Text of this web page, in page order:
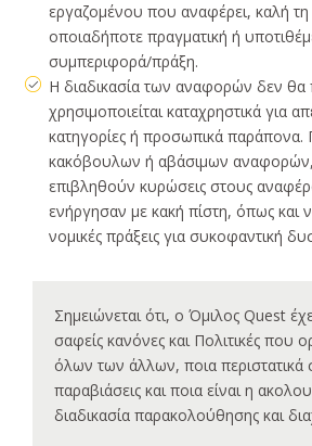
εργαζομένου που αναφέρει, καλή τη
οποιαδήποτε πραγματική ή
συμπεριφορά/πράξη.
Η διαδικασία των αναφορών δεν θα
χρησιμοποιείται καταχρηστικά για
κατηγορίες ή προσωπικά παράπονα.
κακόβουλων ή αβάσιμων αναφορών,
επιβληθούν κυρώσεις στους
ενήργησαν με κακή πίστη, όπως και
νομικές πράξεις για συκοφαντική
Σημειώνεται ότι, ο Όμιλος Quest
σαφείς κανόνες και Πολιτικές που
όλων των άλλων, ποια περιστατικά
παραβιάσεις και ποια είναι η
διαδικασία παρακολούθησης και